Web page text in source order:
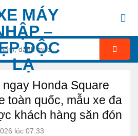
Honda Square
toàn quốc, mẫu xe đa
khách hàng săn đón
lúc 07:33